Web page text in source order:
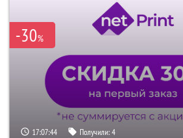
-30%
17:07:43 Получили:4